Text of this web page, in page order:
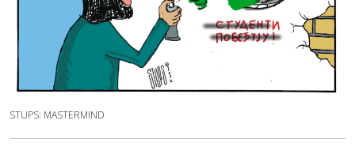
STUPS: MASTERMIND